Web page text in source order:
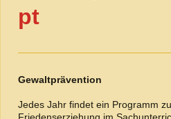
pt
Gewaltprävention
Jedes Jahr findet ein Programm